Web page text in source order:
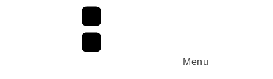
Menu